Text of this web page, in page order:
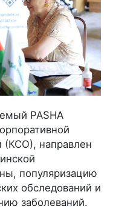
PASHA
(КСО), направлен
популяризацию
обследований и
заболеваний.